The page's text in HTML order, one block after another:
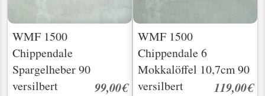
WMF 1500
Chippendale
Spargelheber 90
versilbert
99,00€
WMF 1500
Chippendale 6
Mokkalöffel 10,7cm 90
versilbert
119,00€